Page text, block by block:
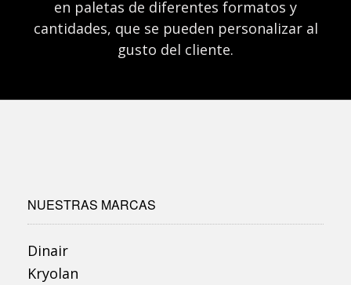
en paletas de diferentes formatos y
cantidades, que se pueden personalizar al
gusto del cliente.
NUESTRAS MARCAS
Dinair
Kryolan